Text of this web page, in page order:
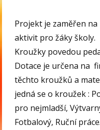
Projekt je zaměřen
aktivit pro žáky školy.
Kroužky povedou
Dotace je určena na
těchto kroužků a
jedná se o kroužek :
pro nejmladší,
Fotbalový, Ruční